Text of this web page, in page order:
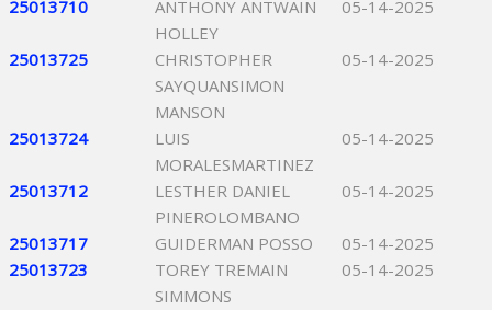
25013710
ANTHONY ANTWAIN
HOLLEY
05-14-2025
25013725
CHRISTOPHER
SAYQUANSIMON
MANSON
05-14-2025
25013724
LUIS
MORALESMARTINEZ
05-14-2025
25013712
LESTHER DANIEL
PINEROLOMBANO
05-14-2025
25013717 GUIDERMAN POSSO
05-14-2025
25013723
TOREY TREMAIN
SIMMONS
05-14-2025